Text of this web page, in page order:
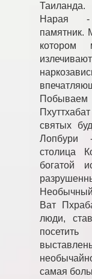
Нарая -
памятник.
котором
святых
Лопбури
столица
богатой
Ват
люди,
самая